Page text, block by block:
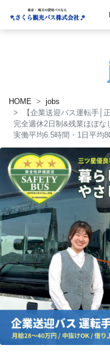
HOME
jobs
【企業送迎バス運転手
完全週休2日制&残業ほぼ
実働平均6.5時間・1日平均